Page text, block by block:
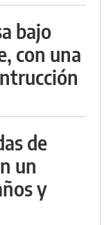
bajo
con una
de
un
y